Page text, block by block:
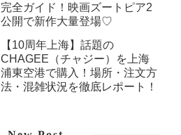
完全ガイド！映画ズートピア2
公開で新作大量登場♡
【10周年上海】話題の
CHAGEE（チャジー）を上海
浦東空港で購入！場所・注文方
法・混雑状況を徹底レポート！